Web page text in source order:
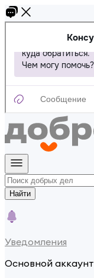
Найти
Уведомления
Основной аккаунт